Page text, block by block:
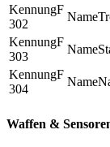
F
302
F
303
F
304
Waffen &